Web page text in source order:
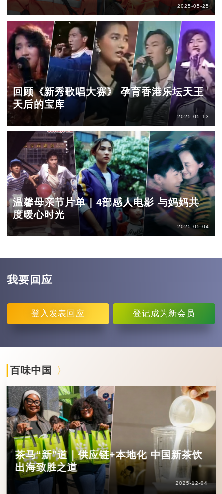
2025-05-25
回顾《新秀歌唱大赛》 孕育香港乐坛天王
天后的宝库
2025-05-13
温馨母亲节片单｜4部感人电影 与妈妈共
度暖心时光
2025-05-04
我要回应
登入 发表回应 登记成为新会员
百味中国
茶马“新”道｜供应链+本地化 中国新茶饮
出海致胜之道
2025-12-04